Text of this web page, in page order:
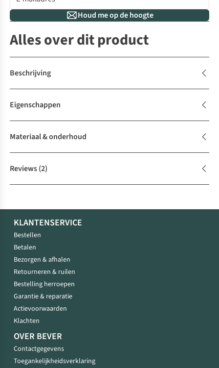
Houd me op de hoogte
Alles over dit product
Beschrijving
Eigenschappen
Materiaal & onderhoud
Reviews(2)
KLANTENSERVICE
Bestellen
Betalen
Bezorgen & afhalen
Retourneren & ruilen
Bestelling herroepen
Garantie & reparatie
Actievoorwaarden
Klachten
OVER BEVER
Contactgegevens
Toegankelijkheidsverklaring